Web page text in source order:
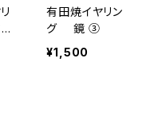
有田焼イヤリン
グ 鏡 ③
¥1,500